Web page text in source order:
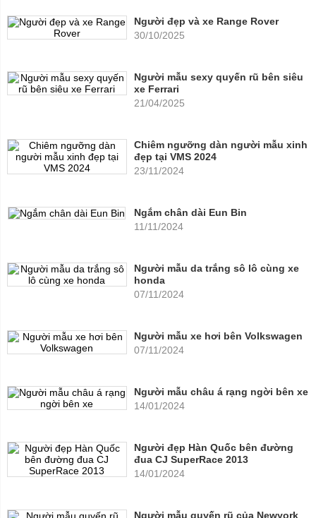
Người đẹp và xe Range Rover
30/10/2025
Người mẫu sexy quyến rũ bên siêu
xe Ferrari
21/04/2025
Chiêm ngưỡng dàn người mẫu xinh
đẹp tại VMS 2024
23/11/2024
Ngắm chân dài Eun Bin
11/11/2024
Người mẫu da trắng sô lô cùng xe
honda
07/11/2024
Người mẫu xe hơi bên Volkswagen
07/11/2024
Người mẫu châu á rạng ngời bên xe
14/01/2024
Người đẹp Hàn Quốc bên đường
đua CJ SuperRace 2013
14/01/2024
Người mẫu quyến rũ của Newyork